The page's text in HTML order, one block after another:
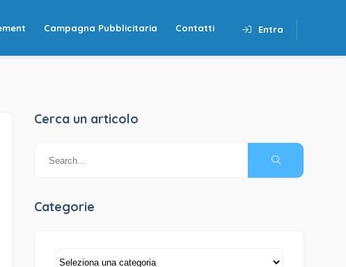
Entra
Campagna Pubblicitaria Contatti
Cerca un articolo
Categorie